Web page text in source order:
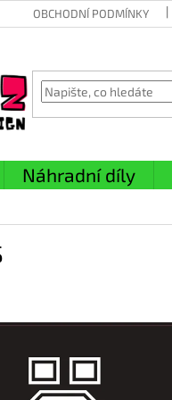
OBCHODNÍ PODMÍNKY
Náhradní díly